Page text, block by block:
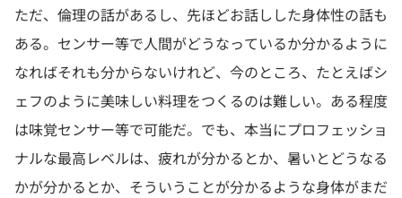
ただ、倫理の話があるし、先ほどお話しした身体性の話も
ある。センサー等で人間がどうなっているか分かるように
なればそれも分からないけれど、今のところ、たとえばシ
ェフのように美味しい料理をつくるのは難しい。ある程度
は味覚センサー等で可能だ。でも、本当にプロフェッショ
ナルな最高レベルは、疲れが分かるとか、暑いとどうなる
かが分かるとか、そういうことが分かるような身体がまだ